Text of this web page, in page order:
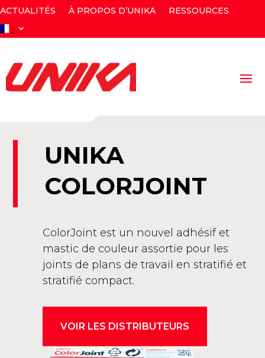
ACTUALITÉS À PROPOS D’UNIKA RESSOURCES
UNIKA
COLORJOINT
ColorJoint est un nouvel adhésif et
mastic de couleur assortie pour les
joints de plans de travail en stratifié et
stratifié compact.
VOIR LES DISTRIBUTEURS